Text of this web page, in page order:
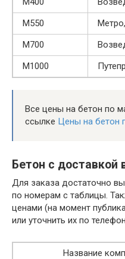
М550
М700
М1000
Все цены на бетон по
ссылке Цены на бетон
Бетон с доставкой
Для заказа достаточно
по номерам с таблицы.
ценами (на момент
или уточнить их по
Название